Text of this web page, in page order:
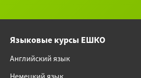
Языковые курсы ЕШКО
Английский язык
Немецкий язык